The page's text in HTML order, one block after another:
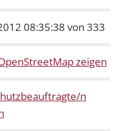
08:35:38 von 333
zeigen
n